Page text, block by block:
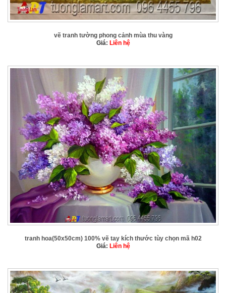
vẽ tranh tường phong cảnh mùa thu vàng
Giá: Liên hệ
tranh hoa(50x50cm) 100% vẽ tay kích thước tùy chọn mã h02
Giá: Liên hệ